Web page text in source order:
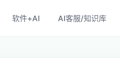
软件+AI AI客服/知识库